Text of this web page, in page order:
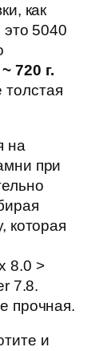
как
это 5040
~ 720 г.
на
при
которая
8.0 >
7.8.
прочная.
и